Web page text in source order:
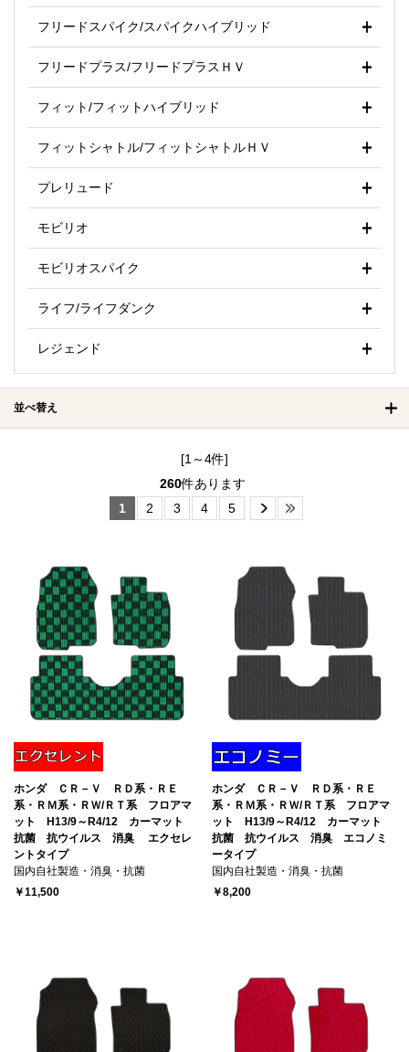
フリードスパイク/スパイクハイブリッド
フリードプラス/フリードプラスＨＶ
フィット/フィットハイブリッド
フィットシャトル/フィットシャトルＨＶ
プレリュード
モビリオ
モビリオスパイク
ライフ/ライフダンク
レジェンド
並べ替え
[1～4件]
260件あります
1
2 3 4 5
ホンダ ＣＲ－Ｖ ＲＤ系・ＲＥ
系・ＲＭ系・ＲＷ/ＲＴ系 フロアマ
ット H13/9～R4/12 カーマット
抗菌 抗ウイルス 消臭 エクセレ
ントタイプ
国内自社製造・消臭・抗菌
￥11,500
ホンダ ＣＲ－Ｖ ＲＤ系・ＲＥ
系・ＲＭ系・ＲＷ/ＲＴ系 フロアマ
ット H13/9～R4/12 カーマット
抗菌 抗ウイルス 消臭 エコノミ
ータイプ
国内自社製造・消臭・抗菌
￥8,200